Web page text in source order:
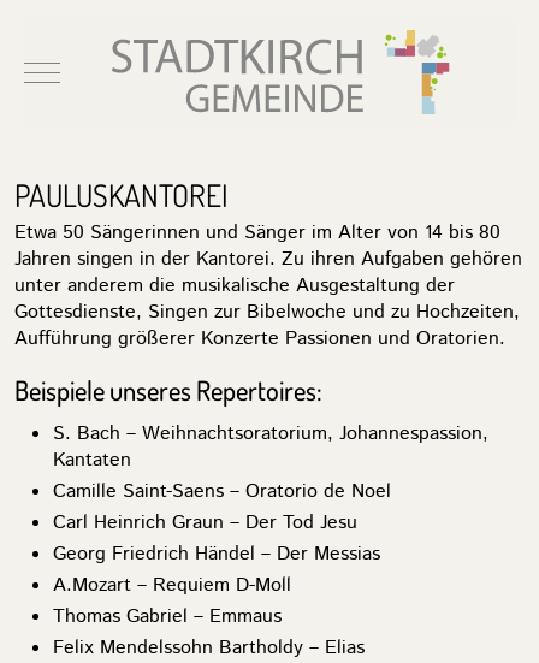
Mobile Menu Toggle
PAULUSKANTOREI
Etwa 50 Sängerinnen und Sänger im Alter von 14 bis 80
Jahren singen in der Kantorei. Zu ihren Aufgaben gehören
unter anderem die musikalische Ausgestaltung der
Gottesdienste, Singen zur Bibelwoche und zu Hochzeiten,
Aufführung größerer Konzerte Passionen und Oratorien.
Beispiele unseres Repertoires:
S. Bach – Weihnachtsoratorium, Johannespassion,
Kantaten
Camille Saint-Saens – Oratorio de Noel
Carl Heinrich Graun – Der Tod Jesu
Georg Friedrich Händel – Der Messias
A.Mozart – Requiem D-Moll
Thomas Gabriel – Emmaus
Felix Mendelssohn Bartholdy – Elias